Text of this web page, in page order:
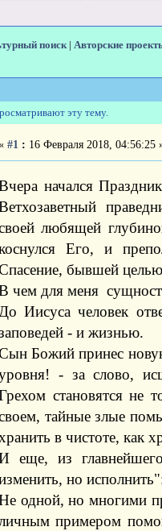
поиск| Авторские
эту тему.
#1 : 16 Февраля 2018, 04:56:25
начался
любящей
Его, и
бывшей
чем для меня
Иисуса человек
- и жизнью.
Божий принес
- за слово,
становятся не
тайные злые
в чистоте, как
еще, из
но
одной, но многими
примером